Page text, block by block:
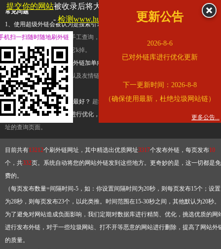
常见问题
1、使用超级外链会被认为是搜索引擎优化作弊吗？ 超级外链只是一个简便而集成
查询工具，模拟的是正常手工查询，不是作弊。如果是作弊，那您可以使用超级外
推广竞争对手的网址，让它k掉。
2、网站优化单纯依靠超级外链加单向链接可行吗？
链，需要结合普通的外链以及友情链接，您可以到站长论坛发布外链，到友情链接
台交换友情链接。
3、如何使用超级外链效果最好？ 超级外链不同于普通的外链，它是动态的链接，
有频繁使用超级外链工具进行优化，才能获得稳定的外链
，最终使搜索引擎收录带
址的查询页面。
目前共有13212个刷外链网址，其中精选出优质网址3317个发布外链，每页发布10
个，共332页。系统自动将您的网站外链发到这些地方。更奇妙的是，这一切都是免
费的。
（每页发布数量=间隔时间-5，如：你设置间隔时间为20秒，则每页发布15个；设置
为28秒，则每页发布23个，以此类推。时间范围在15-30秒之间，其他默认为20秒
为了避免对网站造成负面影响，我们定期对数据库进行精简、优化，挑选优质的网
进行发布外链，对于一些垃圾网站、打不开等恶意的网站进行删除，提高了网站外
的质量。
提交你的网站被收录后将大幅提升流量和外链，
查看展示页面
- 检测www.hujiang.com是否收录
更新公告
2026-8-6
已对外链库进行优化更新
下一更新时间：2026-8-8
（确保使用最新，杜绝垃圾网站链）
更多公告...
机扫一扫随时随地刷外链